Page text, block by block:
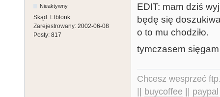
Nieaktywny
Skąd: Elblonk
Zarejestrowany: 2002-06-08
Posty: 817
EDIT: mam dziś
będę się
o to mu chodziło.
tymczasem
Chcesz wesprzeć
|| buycoffee || paypal